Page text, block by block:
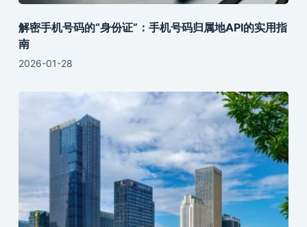
解密手机号码的“身份证”：手机号码归属地API的实用指
南
2026-01-28